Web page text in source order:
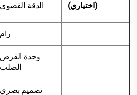
(اختياري) الدقة القصوى
رام
وحدة القرص
الصلب
تصميم بصري